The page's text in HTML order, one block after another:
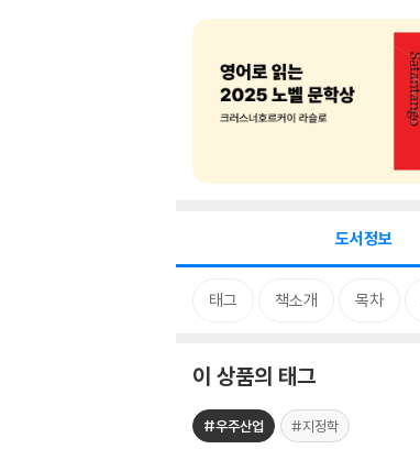
도서정보
태그 책소개 목차
이 상품의 태그
#우주산업 #지정학